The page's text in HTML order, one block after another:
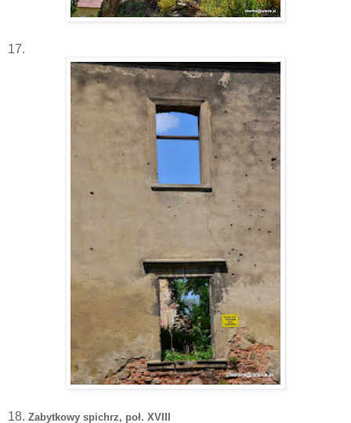
17.
18. Zabytkowy spichrz, poł. XVIII